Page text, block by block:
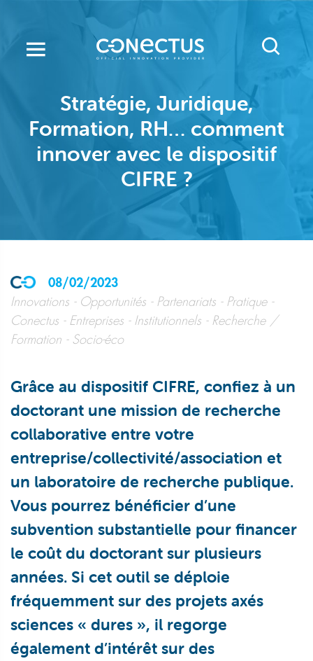
main
Stratégie, Juridique,
Formation, RH… comment
innover avec le dispositif
CIFRE ?
08/02/2023
Innovations
Opportunités Partenariats
Pratique
Conectus
Entreprises Institutionnels
Recherche /
Formation
Socio-éco
Grâce au dispositif CIFRE, confiez à un
doctorant une mission de recherche
collaborative entre votre
entreprise/collectivité/association et
un laboratoire de recherche publique.
Vous pourrez bénéficier d’une
subvention substantielle pour financer
le coût du doctorant sur plusieurs
années. Si cet outil se déploie
fréquemment sur des projets axés
sciences « dures », il regorge
également d’intérêt sur des